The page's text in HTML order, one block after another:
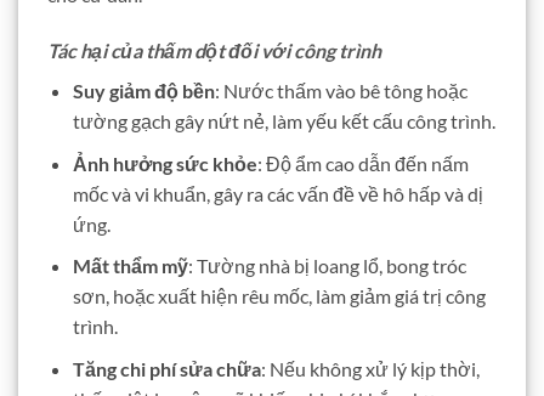
Tác hại của thấm dột đối với công trình
Suy giảm độ bền: Nước thấm vào bê tông hoặc
tường gạch gây nứt nẻ, làm yếu kết cấu công trình.
Ảnh hưởng sức khỏe: Độ ẩm cao dẫn đến nấm
mốc và vi khuẩn, gây ra các vấn đề về hô hấp và dị
ứng.
Mất thẩm mỹ: Tường nhà bị loang lổ, bong tróc
sơn, hoặc xuất hiện rêu mốc, làm giảm giá trị công
trình.
Tăng chi phí sửa chữa: Nếu không xử lý kịp thời,